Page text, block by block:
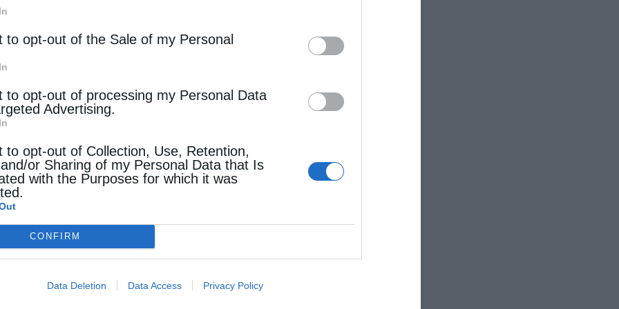
to opt-out of the Sale of my Personal
to opt-out of processing my Personal Data
Advertising.
to opt-out of Collection, Use, Retention,
or Sharing of my Personal Data that Is
with the Purposes for which it was
CONFIRM
Data Deletion Data Access Privacy Policy
για τις θρησκευτικές και
κυριαρχείται από την παροχή γνώσεων γύρω
δεν το μετατρέπει από μάθημα
των μη ορθοδόξων μαθητών ή
αποκλειστικά στους τελευταίους.
όψιν τα τοπικά, ιστορικά, θρησκευτικά και
τάξης και τον στόχο της ομαλής ένταξης
ασπάζεται το Ορθόδοξο Χριστιανικό
εκκινούν από αρνητική προϊδέαση για το
θεολόγων, ως φορέων δήθεν